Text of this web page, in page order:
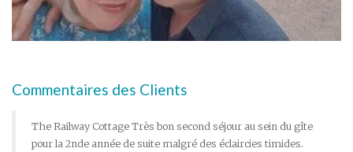
Commentaires des Clients
The Railway Cottage Très bon second séjour au sein du gîte
pour la 2nde année de suite malgré des éclaircies timides.